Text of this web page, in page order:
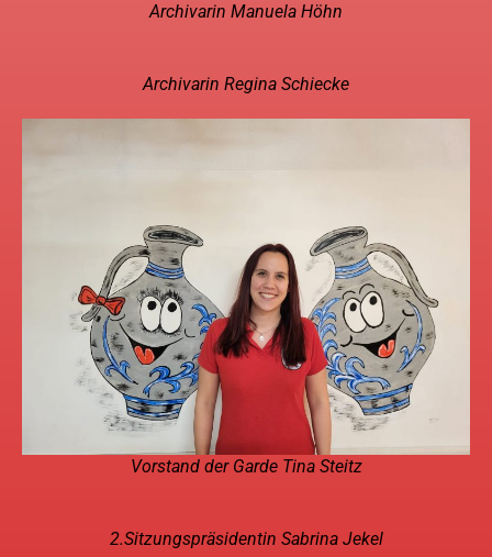
Archivarin Manuela Höhn
Archivarin Regina Schiecke
Vorstand der Garde Tina Steitz
2.Sitzungspräsidentin Sabrina Jekel